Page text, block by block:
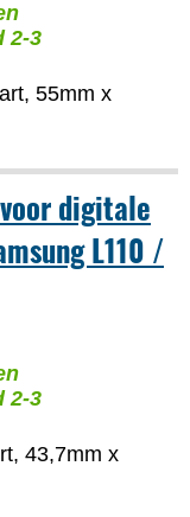
2-3
55mm x
digitale
L110 /
2-3
43,7mm x